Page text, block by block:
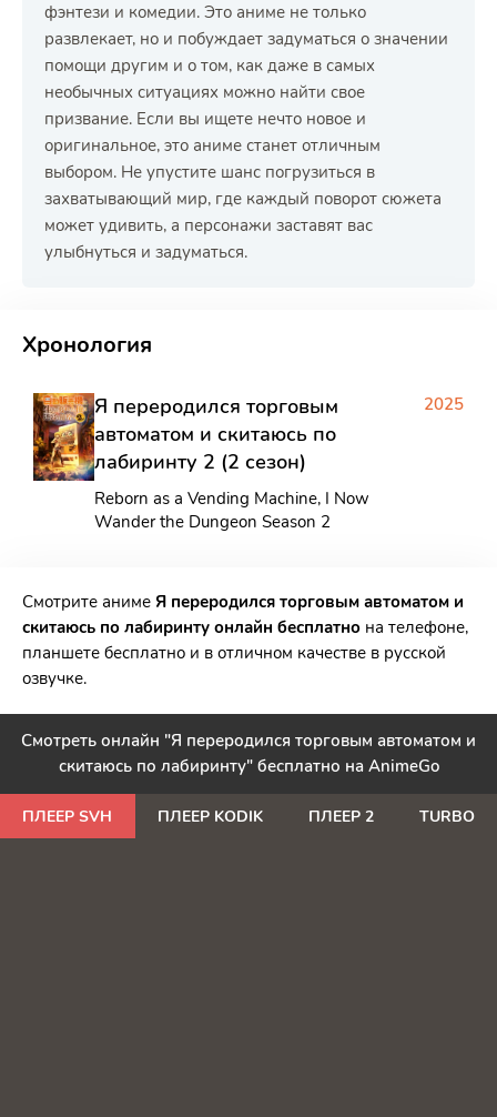
фэнтези и комедии. Это аниме не только
развлекает, но и побуждает задуматься о значении
помощи другим и о том, как даже в самых
необычных ситуациях можно найти свое
призвание. Если вы ищете нечто новое и
оригинальное, это аниме станет отличным
выбором. Не упустите шанс погрузиться в
захватывающий мир, где каждый поворот сюжета
может удивить, а персонажи заставят вас
улыбнуться и задуматься.
Хронология
Я переродился торговым
автоматом и скитаюсь по
лабиринту 2 (2 сезон)
Reborn as a Vending Machine, I Now
Wander the Dungeon Season 2
2025
Смотрите аниме Я переродился торговым автоматом и
скитаюсь по лабиринту онлайн бесплатно на телефоне,
планшете бесплатно и в отличном качестве в русской
озвучке.
Смотреть онлайн "Я переродился торговым автоматом и
скитаюсь по лабиринту" бесплатно на AnimeGo
ПЛЕЕР SVH ПЛЕЕР KODIK ПЛЕЕР 2 TURBO